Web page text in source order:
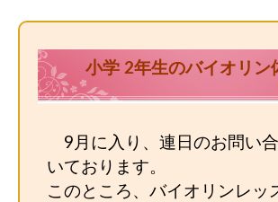
小学 2年生のバイオリン
9月に入り、連日のお問い
いております。
このところ、バイオリンレッ